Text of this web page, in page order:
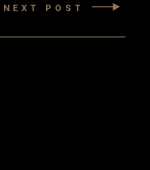
NEXT POST